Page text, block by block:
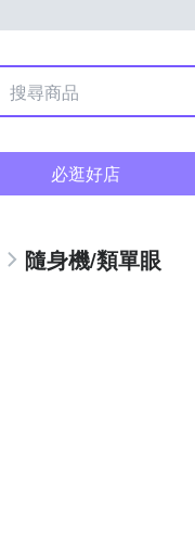
必逛好店
隨身機/類單眼